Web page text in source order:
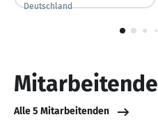
Deutschland
1
Mitarbeitende
Alle 5 Mitarbeitenden